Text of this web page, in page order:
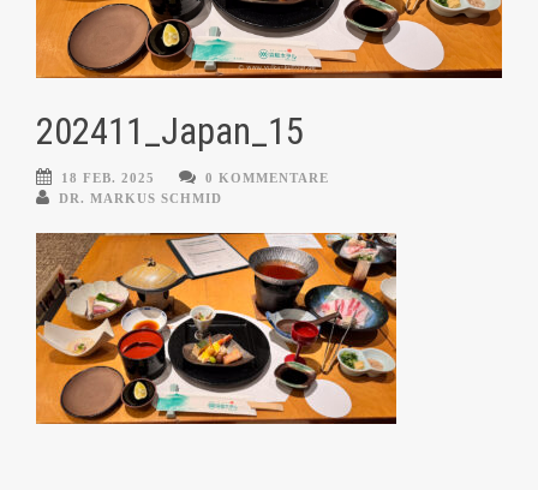
202411_Japan_15
18 FEB. 2025
0 KOMMENTARE
DR. MARKUS SCHMID